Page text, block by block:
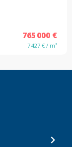
765 000 €
7 427 € / m²